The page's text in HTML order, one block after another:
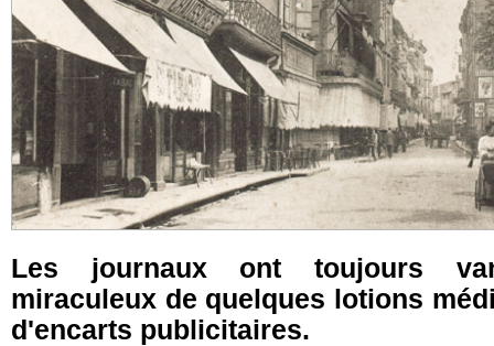
Les journaux ont toujours
miraculeux de quelques lotions
d'encarts publicitaires.